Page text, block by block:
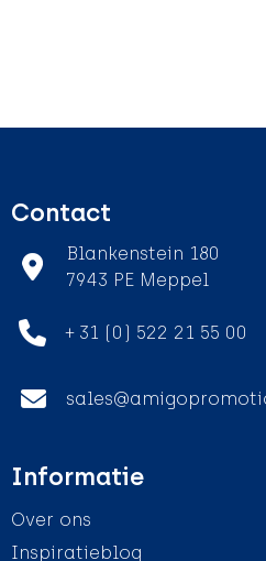
Contact
Blankenstein 180
7943 PE Meppel
+ 31 (0) 522 21 55 00
Informatie
Over ons
Inspiratieblog